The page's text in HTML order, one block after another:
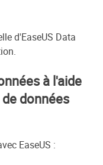
d'EaseUS Data
à l'aide
données
EaseUS :